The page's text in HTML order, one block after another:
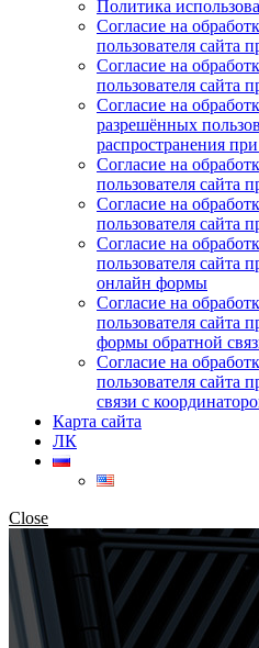
Политика
Согласие на
пользователя сайта
Согласие на
пользователя сайта
Согласие на
разрешённых
распространения
Согласие на
пользователя сайта
Согласие на
пользователя сайта
Согласие на
пользователя сайта
онлайн формы
Согласие на
пользователя сайта
формы обратной
Согласие на
пользователя сайта
связи с
Карта сайта
ЛК
Close